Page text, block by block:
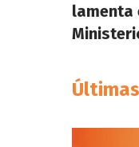
lamenta